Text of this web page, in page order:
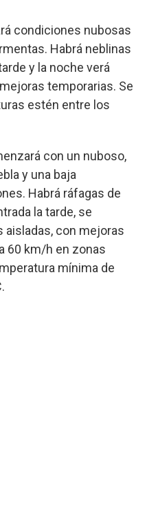
condiciones nubosas
Habrá neblinas
y la noche verá
temporarias. Se
estén entre los
con un nuboso,
y una baja
Habrá ráfagas de
la tarde, se
aisladas, con mejoras
60 km/h en zonas
mínima de